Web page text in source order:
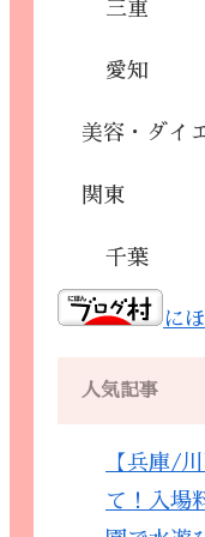
三重
愛知
美容・ダイ
関東
千葉
に
人気記事
【兵庫/
て！入場